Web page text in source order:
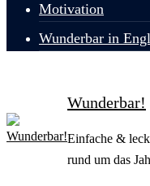
Motivation
Wunderbar in
Wunderbar!
Einfache &
rund um das